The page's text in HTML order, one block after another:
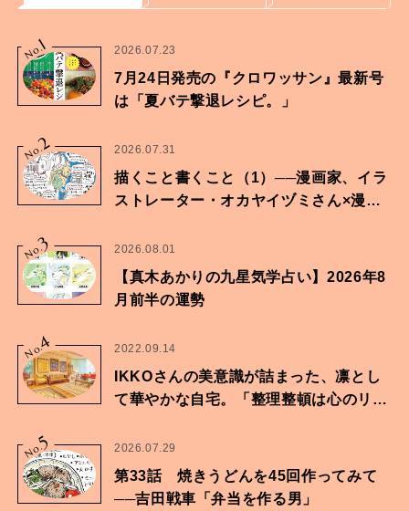
No.
1 2026.07.23
7月24日発売の『クロワッサン』最新号
は「夏バテ撃退レシピ。」
No.2 2026.07.31
描くこと書くこと（1）──漫画家、イラ
ストレーター・オカヤイヅミさん×漫画
No.3 2026.08.01
【真木あかりの九星気学占い】2026年8
月前半の運勢
No.
4 2022.09.14
IKKOさんの美意識が詰まった、凛とし
て華やかな自宅。「整理整頓は心のリズ
No.5 2026.07.29
第33話 焼きうどんを45回作ってみて
──吉田戦車「弁当を作る男」